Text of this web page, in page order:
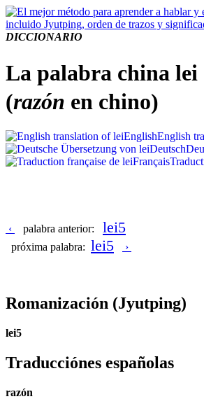
DICCIONARIO
La palabra china lei
(razón en chino)
EnglishEnglish
Deutsch
Français
‹ palabra anterior: lei5
próxima palabra: lei5 ›
Romanización (Jyutping)
lei5
Traducciónes españolas
razón